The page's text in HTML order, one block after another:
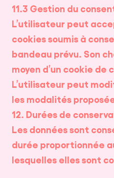
11.3 Gestion du
L’utilisateur peut
cookies soumis à
bandeau prévu. Son
moyen d’un cookie de
L’utilisateur peut
les modalités
12. Durées de
Les données sont
durée proportionnée
lesquelles elles sont